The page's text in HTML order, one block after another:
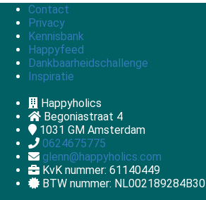
Contact
Privacy
Kennisbank
Happyfeed
Dankbaarheidschallenge
Inspiratie
Happyholics
Begoniastraat 4
1031 GM Amsterdam
0624675775
glenn@happyholics.com
KvK nummer: 61140449
BTW nummer: NL002189284B30